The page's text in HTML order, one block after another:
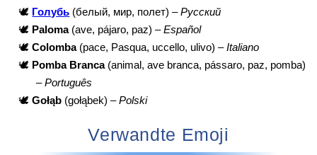
🕊️ Голубь (белый, мир, полет) –Русский
🕊️ Paloma(ave, pájaro, paz) –Español
🕊️ Colomba(pace, Pasqua, uccello, ulivo) –Italiano
🕊️ Pomba Branca(animal, ave branca, pássaro, paz, pomba)
–Português
🕊️ Gołąb (gołąbek) –Polski
Verwandte Emoji